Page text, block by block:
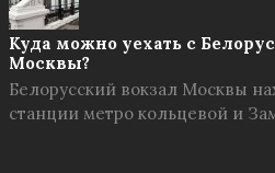
Куда можно уехать с
Москвы?
Белорусский вокзал Москвы
станции метро кольцевой и